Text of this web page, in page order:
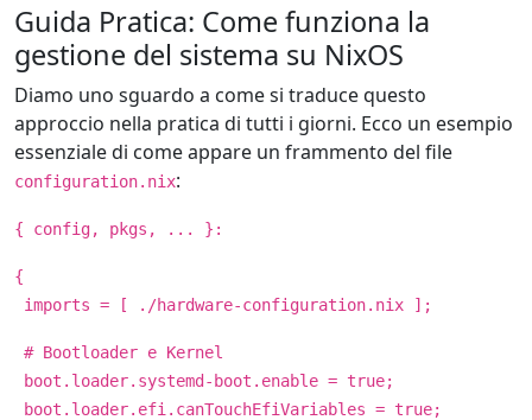
Guida Pratica: Come funziona la
gestione del sistema su NixOS
Diamo uno sguardo a come si traduce questo
approccio nella pratica di tutti i giorni. Ecco un esempio
essenziale di come appare un frammento del file
configuration.nix:
{ config, pkgs, ... }:
{
imports = [ ./hardware-configuration.nix ];
# Bootloader e Kernel
boot.loader.systemd-boot.enable = true;
boot.loader.efi.canTouchEfiVariables = true;